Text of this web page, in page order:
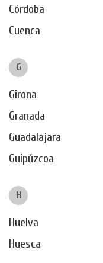
Córdoba
Cuenca
G
Girona
Granada
Guadalajara
Guipúzcoa
H
Huelva
Huesca